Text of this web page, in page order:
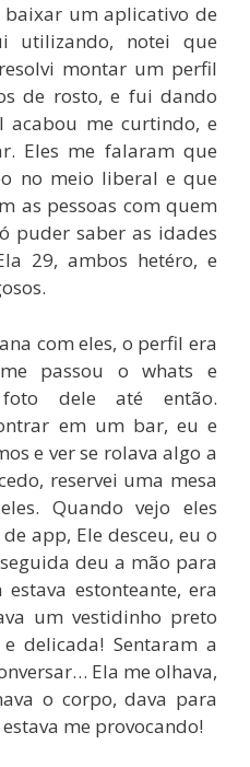
baixar um aplicativo de
utilizando, notei que
montar um perfil
de rosto, e fui dando
acabou me curtindo, e
Eles me falaram que
no meio liberal e que
as pessoas com quem
puder saber as idades
29, ambos hetéro, e
com eles, o perfil era
passou o whats e
dele até então.
em um bar, eu e
e ver se rolava algo a
reservei uma mesa
Quando vejo eles
app, Ele desceu, eu o
deu a mão para
estonteante, era
um vestidinho preto
delicada! Sentaram a
Ela me olhava,
o corpo, dava para
me provocando!